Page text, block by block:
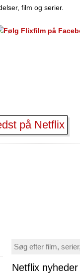
film og serier.
på Netflix
Netflix nyheder